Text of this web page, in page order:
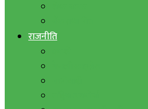
राजनीति